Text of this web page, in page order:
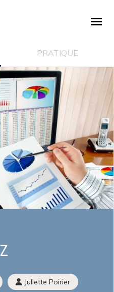
PRATIQUE
Juliette Poirier
et solidaire
solidaire